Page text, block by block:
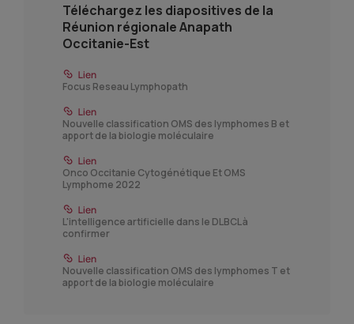
Téléchargez les diapositives de la
Réunion régionale Anapath
Occitanie-Est
Focus Reseau Lymphopath
Nouvelle classification OMS des lymphomes B et
apport de la biologie moléculaire
Onco Occitanie Cytogénétique Et OMS
Lymphome 2022
L'intelligence artificielle dans le DLBCL à
confirmer
Nouvelle classification OMS des lymphomes T et
apport de la biologie moléculaire